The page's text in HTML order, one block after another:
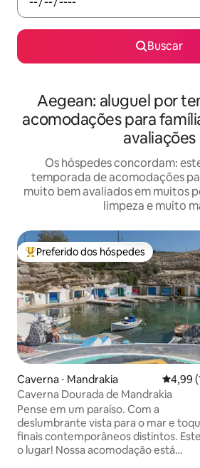
Buscar
Aegean: aluguel por
acomodações para
avaliações
Os hóspedes concordam:
temporada de acomodações
muito bem avaliados em muitos
limpeza e muito
Entre os melhores preferidos dos
Preferido dos hóspedes
Caverna ⋅ Mandrakia 4,99
4,99
Caverna Dourada de Mandrakia
Pense em um paraíso. Com a
deslumbrante vista para o mar e
finais contemporâneos distintos.
o lugar! Nossa acomodação está